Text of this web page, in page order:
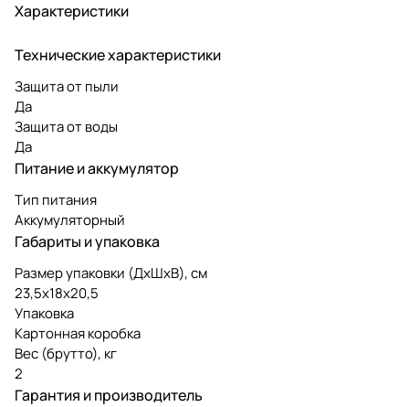
Характеристики
Технические характеристики
Защита от пыли
Да
Защита от воды
Да
Питание и аккумулятор
Тип питания
Аккумуляторный
Габариты и упаковка
Размер упаковки (ДxШxВ), см
23,5x18x20,5
Упаковка
Картонная коробка
Вес (брутто), кг
2
Гарантия и производитель